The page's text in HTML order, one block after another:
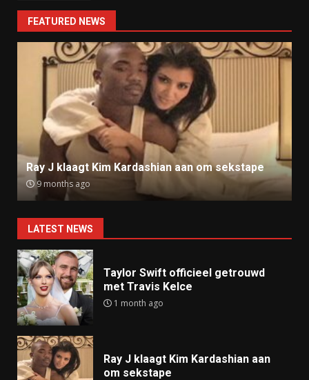
FEATURED NEWS
Ray J klaagt Kim Kardashian aan om sekstape
9 months ago
LATEST NEWS
Taylor Swift officieel getrouwd
met Travis Kelce
1 month ago
Ray J klaagt Kim Kardashian aan
om sekstape